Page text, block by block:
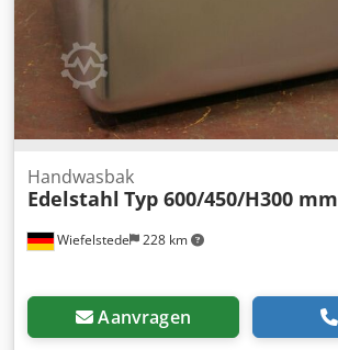
Wiefelstede 228 km
Handwasbak
Edelstahl Typ 600/450/H300 mm
Aanvragen